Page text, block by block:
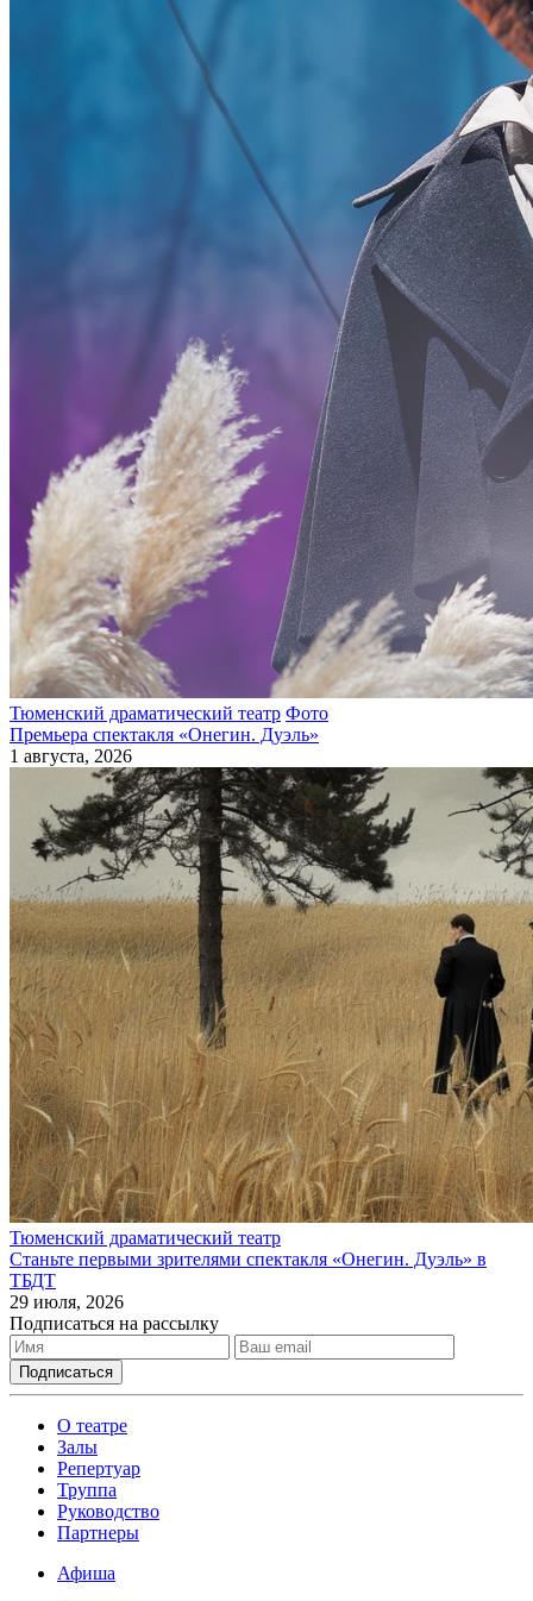
Тюменский драматический театр Фото
Премьера спектакля «Онегин. Дуэль»
1 августа, 2026
Тюменский драматический театр
Станьте первыми зрителями спектакля «Онегин. Дуэль» в
ТБДТ
29 июля, 2026
Подписаться на рассылку
О театре
Залы
Репертуар
Труппа
Руководство
Партнеры
Афиша